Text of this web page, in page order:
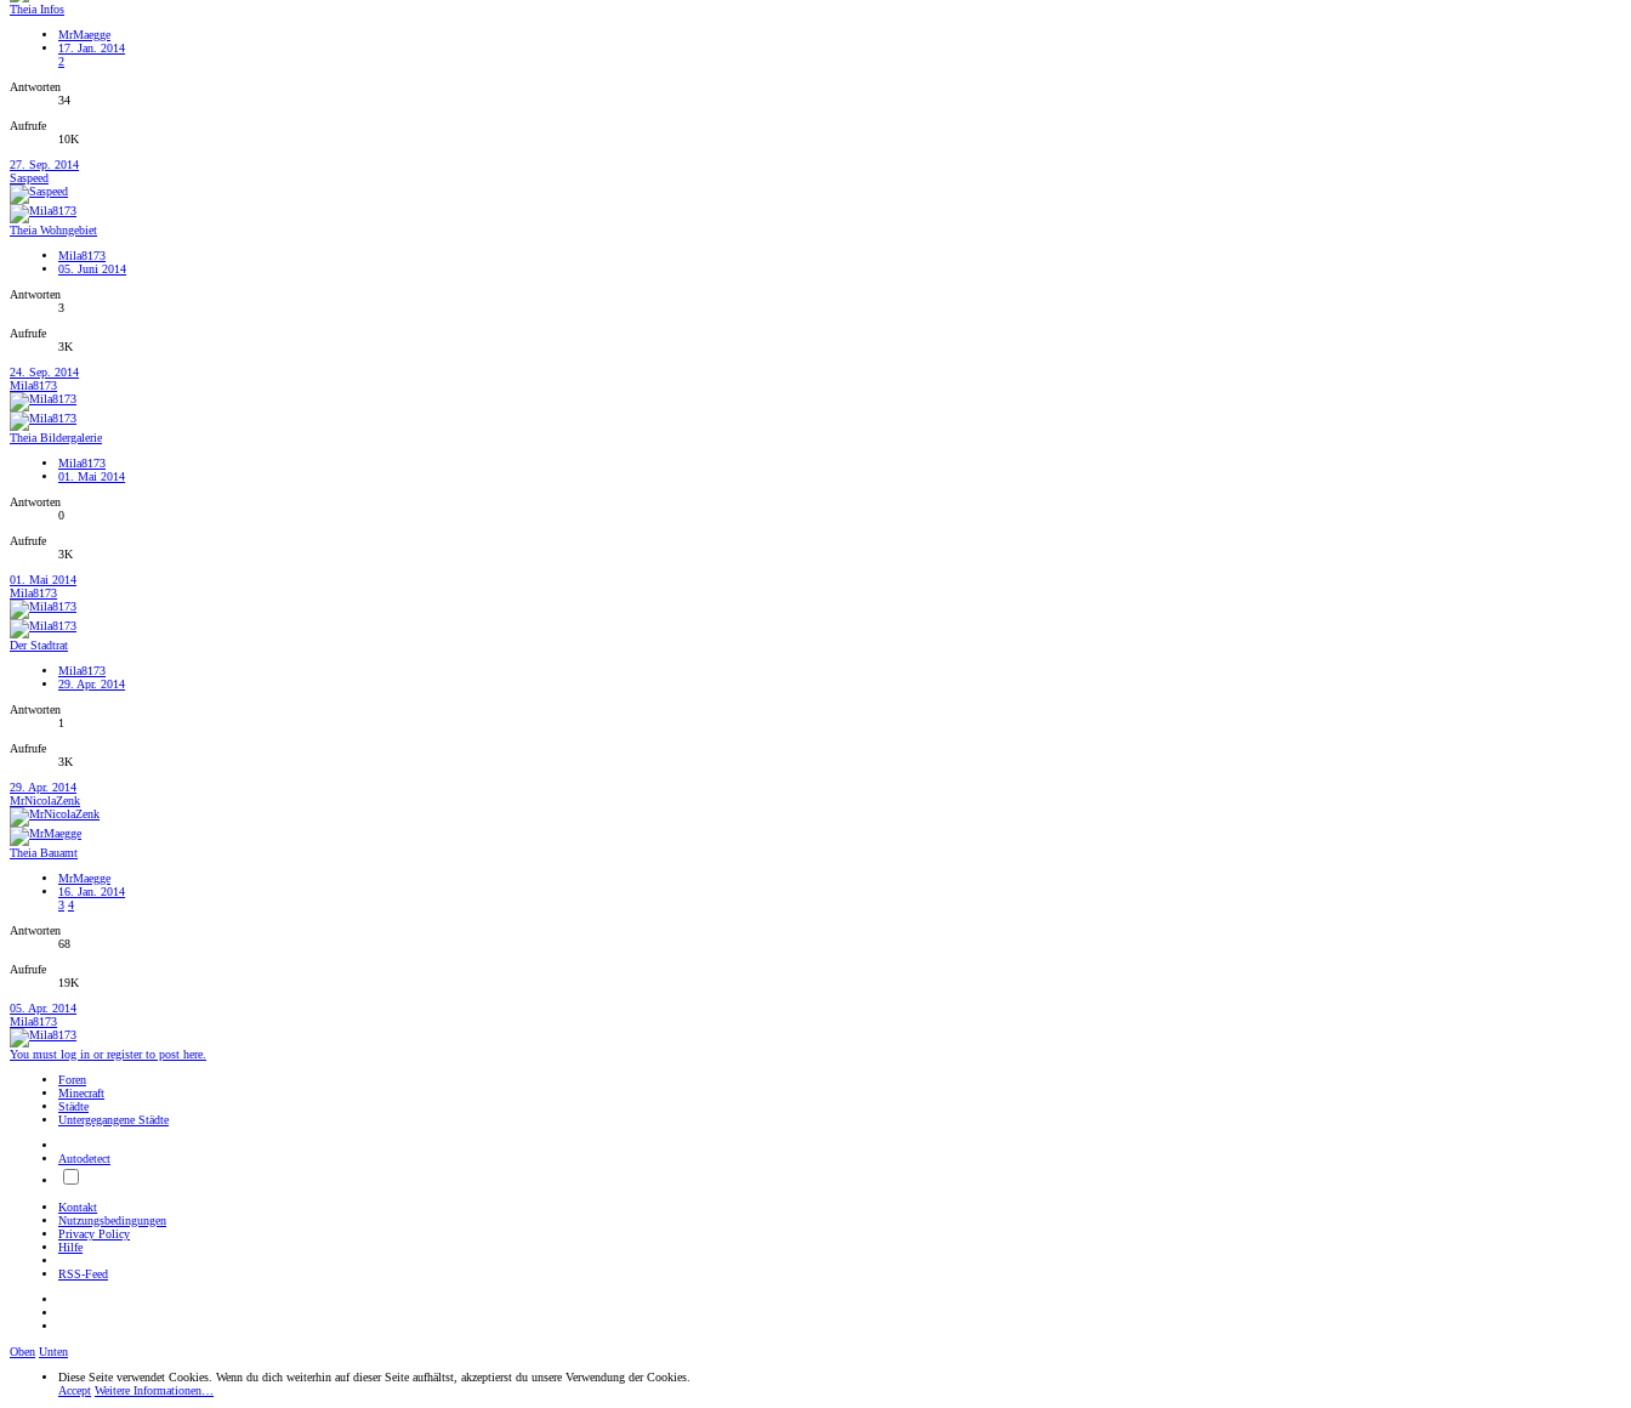
Theia Infos
MrMaegge
17. Jan. 2014
2
Antworten
34
Aufrufe
10K
27. Sep. 2014
Saspeed
Theia Wohngebiet
Mila8173
05. Juni 2014
Antworten
3
Aufrufe
3K
24. Sep. 2014
Mila8173
Theia Bildergalerie
Mila8173
01. Mai 2014
Antworten
0
Aufrufe
3K
01. Mai 2014
Mila8173
Der Stadtrat
Mila8173
29. Apr. 2014
Antworten
1
Aufrufe
3K
29. Apr. 2014
MrNicolaZenk
Theia Bauamt
MrMaegge
16. Jan. 2014
3 4
Antworten
68
Aufrufe
19K
05. Apr. 2014
Mila8173
You must log in or register to post here.
Foren
Minecraft
Städte
Untergegangene Städte
Autodetect
Kontakt
Nutzungsbedingungen
Privacy Policy
Hilfe
RSS-Feed
Oben Unten
Diese Seite verwendet Cookies. Wenn du dich weiterhin auf dieser Seite aufhältst, akzeptierst du unsere Verwendung der Cookies.
Accept Weitere Informationen…